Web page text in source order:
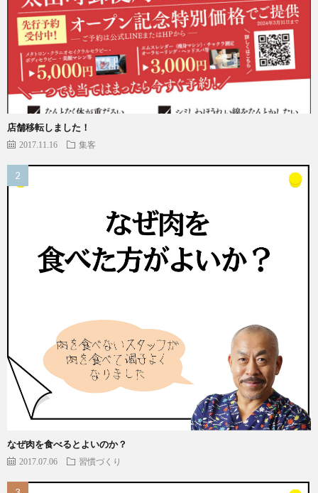
店舗移転しました！
2017.11.16 集客
なぜ肉を食べるとよいのか？
2017.07.06 習慣づくり